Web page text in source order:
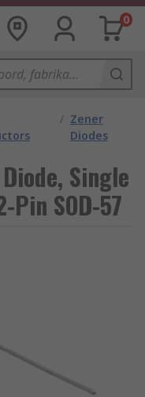
0
/ Zener
Diodes
Single
Pin SOD-57